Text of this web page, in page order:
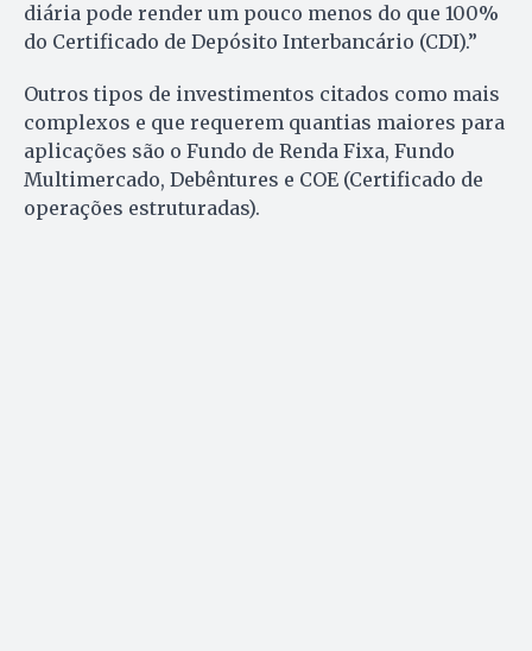
diária pode render um pouco menos do que 100%
do Certificado de Depósito Interbancário (CDI).”
Outros tipos de investimentos citados como mais
complexos e que requerem quantias maiores para
aplicações são o Fundo de Renda Fixa, Fundo
Multimercado, Debêntures e COE (Certificado de
operações estruturadas).